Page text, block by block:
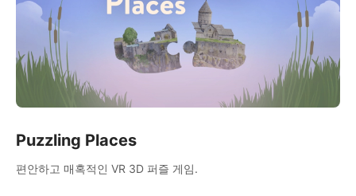
Puzzling Places
편안하고 매혹적인 VR 3D 퍼즐 게임.